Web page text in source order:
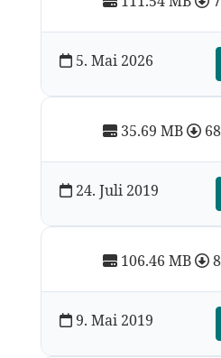
5. Mai 2026
35.69 MB
24. Juli 2019
106.46 MB
9. Mai 2019